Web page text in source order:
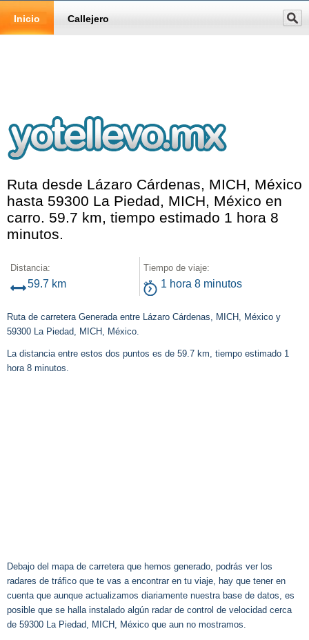
Inicio Callejero
Ruta desde Lázaro Cárdenas, MICH, México
hasta 59300 La Piedad, MICH, México en
carro. 59.7 km, tiempo estimado 1 hora 8
minutos.
Distancia:
59.7 km
Tiempo de viaje:
1 hora 8 minutos
Ruta de carretera Generada entre Lázaro Cárdenas, MICH, México y
59300 La Piedad, MICH, México.
La distancia entre estos dos puntos es de 59.7 km, tiempo estimado 1
hora 8 minutos.
Debajo del mapa de carretera que hemos generado, podrás ver los
radares de tráfico que te vas a encontrar en tu viaje, hay que tener en
cuenta que aunque actualizamos diariamente nuestra base de datos, es
posible que se halla instalado algún radar de control de velocidad cerca
de 59300 La Piedad, MICH, México que aun no mostramos.